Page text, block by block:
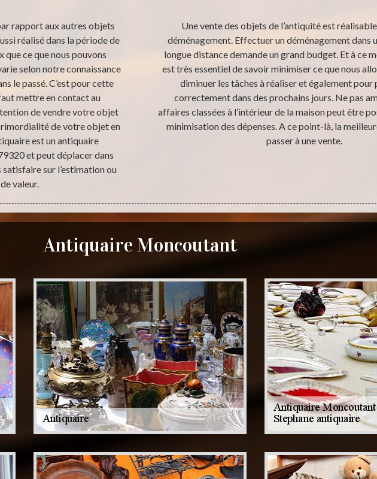
rapport aux autres objets
réalisé dans la période de
que ce que nous pouvons
selon notre connaissance
le passé. C’est pour cette
mettre en contact au
de vendre votre objet
de votre objet en
est un antiquaire
et peut déplacer dans
sur l’estimation ou
valeur.
Une vente des objets de l’antiquité est
déménagement. Effectuer un déménagement dans
longue distance demande un grand budget. Et à ce
est très essentiel de savoir minimiser ce que nous
diminuer les tâches à réaliser et également
correctement dans des prochains jours. Ne pas
affaires classées à l’intérieur de la maison peut être
minimisation des dépenses. A ce point-là, la
passer à une vente.
Antiquaire Moncoutant